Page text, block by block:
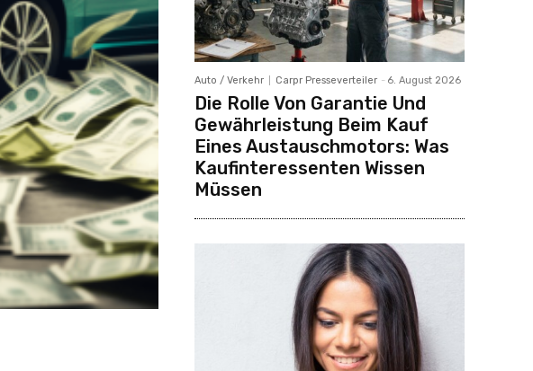
Auto / Verkehr Carpr Presseverteiler - 6. August 2026
Die Rolle Von Garantie Und
Gewährleistung Beim Kauf
Eines Austauschmotors: Was
Kaufinteressenten Wissen
Müssen